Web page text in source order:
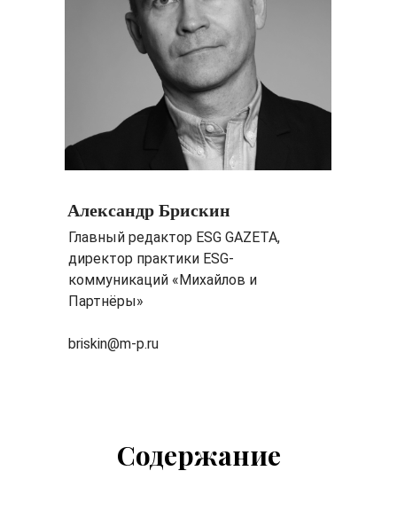
Александр Брискин
Главный редактор ESG GAZETA,
директор практики ESG-
коммуникаций «Михайлов и
Партнёры»
briskin@m-p.ru
Содержание